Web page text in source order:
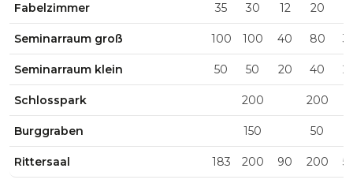
Fabelzimmer 35 30 12 20
Seminarraum groß 100 100 40 80
Seminarraum klein 50 50 20 40
Schlosspark 200 200
Burggraben 150 50
Rittersaal 183 200 90 200